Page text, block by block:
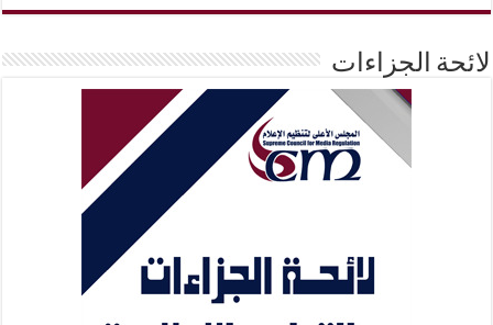
لائحة الجزاءات